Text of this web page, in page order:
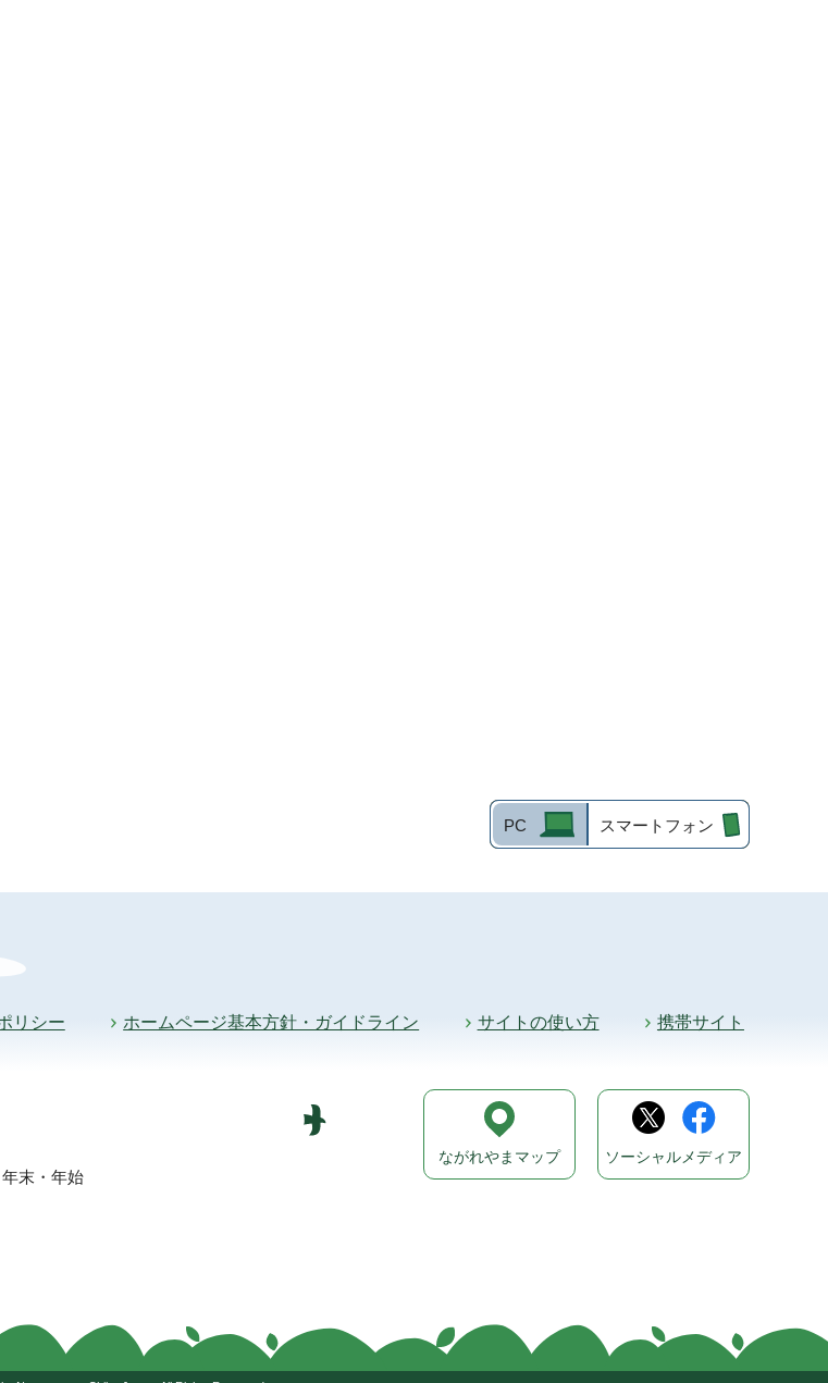
PC スマートフォン
リシー ホームページ基本方針・ガイドライン サイトの使い方 携帯サイト
末・年始
ながれやまマップ ソーシャルメディア